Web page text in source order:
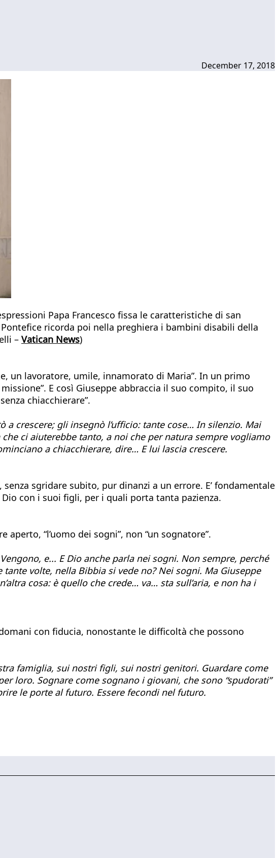
December 17, 2018
Papa Francesco fissa le caratteristiche di san
ricorda poi nella preghiera i bambini disabili della
– Vatican News)
un lavoratore, umile, innamorato di Maria”. In un primo
E così Giuseppe abbraccia il suo compito, il suo
chiacchierare”.
crescere; gli insegnò l’ufficio: tante cose… In silenzio. Mai
ci aiuterebbe tanto, a noi che per natura sempre vogliamo
a chiacchierare, dire… E lui lascia crescere.
sgridare subito, pur dinanzi a un errore. E’ fondamentale
con i suoi figli, per i quali porta tanta pazienza.
“l’uomo dei sogni”, non “un sognatore”.
e... E Dio anche parla nei sogni. Non sempre, perché
volte, nella Bibbia si vede no? Nei sogni. Ma Giuseppe
cosa: è quello che crede… va… sta sull’aria, e non ha i
con fiducia, nonostante le difficoltà che possono
famiglia, sui nostri figli, sui nostri genitori. Guardare come
loro. Sognare come sognano i giovani, che sono “spudorati”
le porte al futuro. Essere fecondi nel futuro.